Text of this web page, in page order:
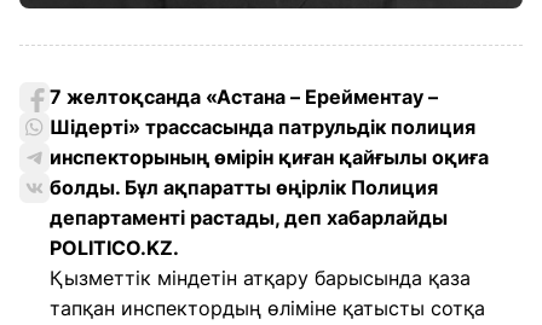
7 желтоқсанда «Астана – Ерейментау –
Шідерті» трассасында патрульдік полиция
инспекторының өмірін қиған қайғылы оқиға
болды. Бұл ақпаратты өңірлік Полиция
департаменті растады, деп хабарлайды
POLITICO.KZ.
Қызметтік міндетін атқару барысында қаза
тапқан инспектордың өліміне қатысты сотқа